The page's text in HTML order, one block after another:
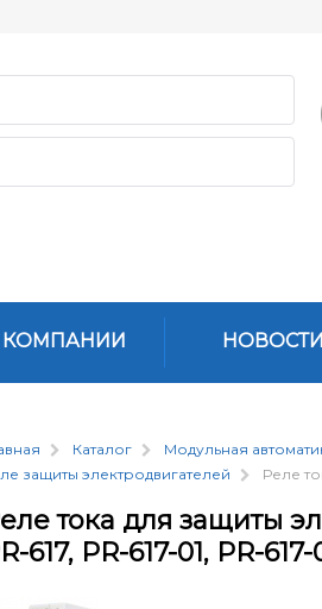
НОВОСТИ
Каталог Модульная
защиты электродвигателей
Реле
тока для защиты
617, PR-617-01, PR-